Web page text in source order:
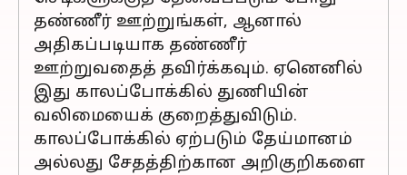
தண்ணீர் ஊற்றுங்கள், ஆனால்
அதிகப்படியாக தண்ணீர்
ஊற்றுவதைத் தவிர்க்கவும். ஏனெனில்
இது காலப்போக்கில் துணியின்
வலிமையைக் குறைத்துவிடும்.
காலப்போக்கில் ஏற்படும் தேய்மானம்
அல்லது சேதத்திற்கான அறிகுறிகளை